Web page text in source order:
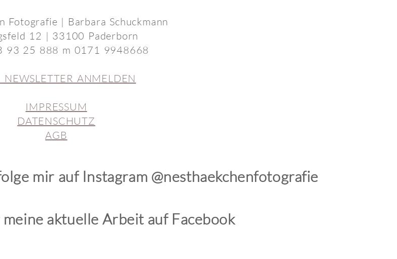
Fotografie | Barbara Schuckmann
12 | 33100 Paderborn
93 25 888 m 0171 9948668
ANMELDEN
IMPRESSUM
DATENSCHUTZ
AGB
mir auf Instagram @nesthaekchenfotografie
aktuelle Arbeit auf Facebook